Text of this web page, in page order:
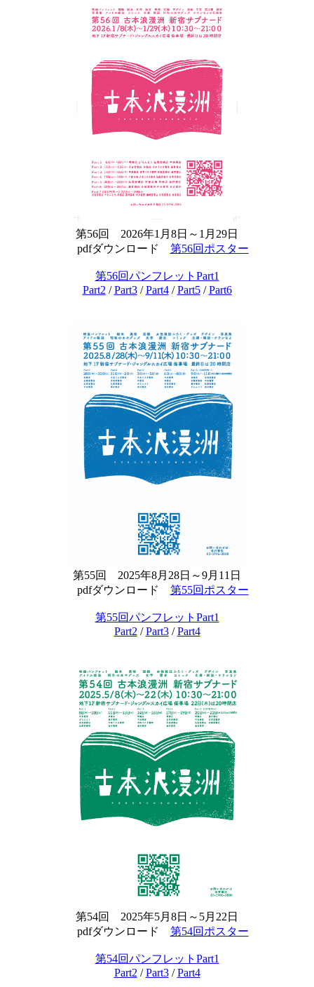
第56回 2026年1月8日～1月29日
pdfダウンロード 第56回ポスター
第56回パンフレットPart1
Part2/Part3/Part4/Part5/Part6
第55回 2025年8月28日～9月11日
pdfダウンロード 第55回ポスター
第55回パンフレットPart1
Part2 /Part3/Part4
第54回 2025年5月8日～5月22日
pdfダウンロード 第54回ポスター
第54回パンフレットPart1
Part2 /Part3/Part4